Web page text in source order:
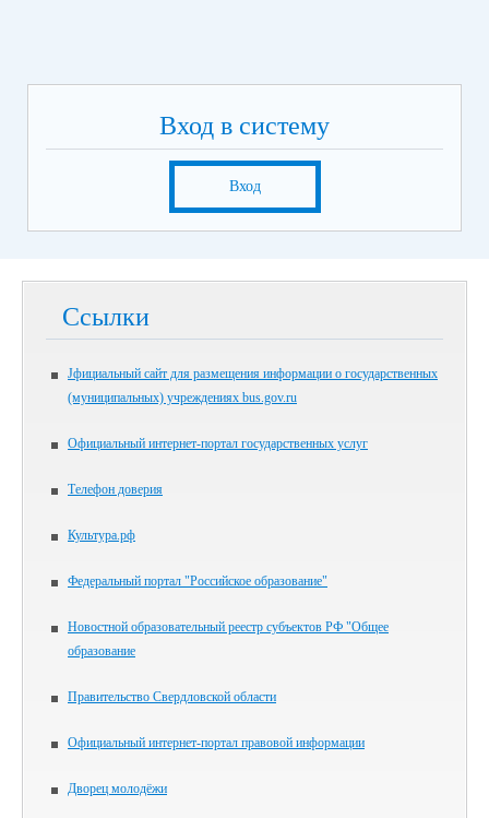
Вход в систему
Вход
Ссылки
Jфициальный сайт для размещения информации о государственных
(муниципальных) учреждениях bus.gov.ru
Официальный интернет-портал государственных услуг
Телефон доверия
Культура.рф
Федеральный портал "Российское образование"
Новостной образовательный реестр субъектов РФ "Общее
образование
Правительство Свердловской области
Официальный интернет-портал правовой информации
Дворец молодёжи